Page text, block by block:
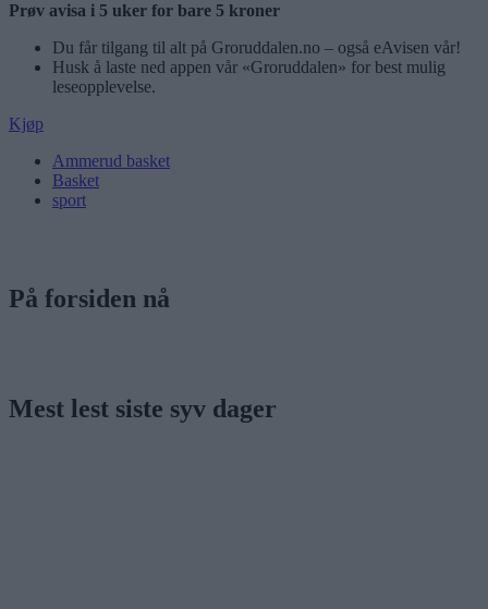
Prøv avisa i 5 uker for bare 5 kroner
Du får tilgang til alt på Groruddalen.no – også eAvisen vår!
Husk å laste ned appen vår «Groruddalen» for best mulig
leseopplevelse.
Kjøp
Ammerud basket
Basket
sport
På forsiden nå
Mest lest siste syv dager